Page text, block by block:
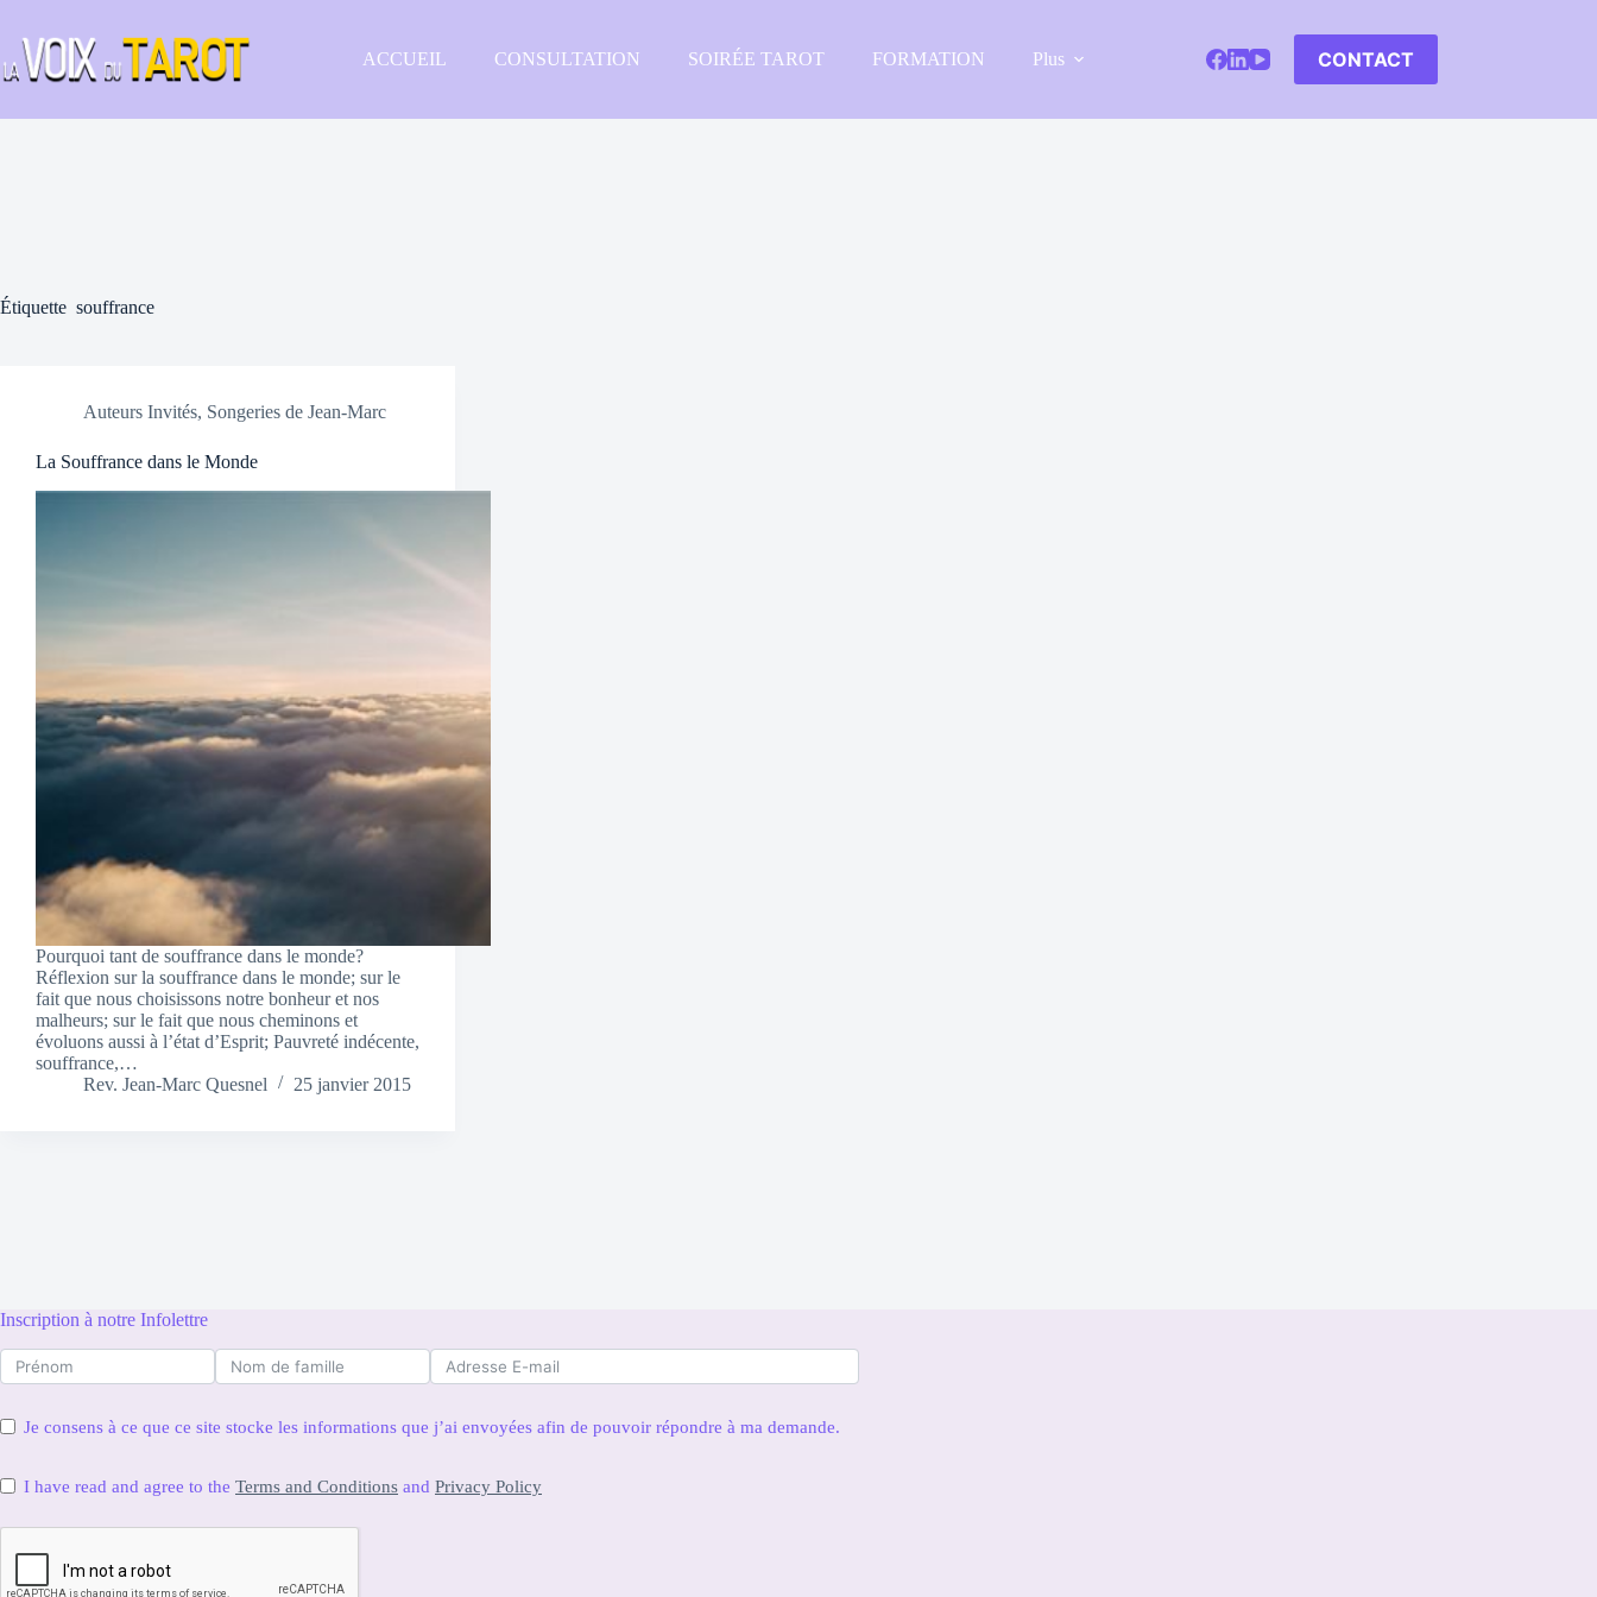
contenu
ACCUEIL CONSULTATION SOIRÉE TAROT FORMATION Plus CONTACT
Étiquette souffrance
Auteurs Invités, Songeries de Jean-Marc
La Souffrance dans le Monde
Pourquoi tant de souffrance dans le monde?
Réflexion sur la souffrance dans le monde; sur le
fait que nous choisissons notre bonheur et nos
malheurs; sur le fait que nous cheminons et
évoluons aussi à l’état d’Esprit; Pauvreté indécente,
souffrance,…
Rev. Jean-Marc Quesnel
25 janvier 2015
Inscription à notre Infolettre
Je consens à ce que ce site stocke les informations que j’ai envoyées afin de pouvoir répondre à ma demande.
I have read and agree to the Terms and Conditions and Privacy Policy